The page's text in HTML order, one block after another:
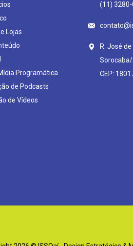
Lojas
Programática
de Podcasts
de Vídeos
(11)
R. José
Sorocaba/
CEP: